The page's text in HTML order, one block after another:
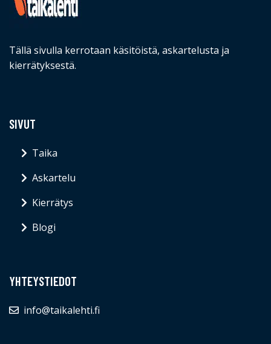
Tällä sivulla kerrotaan käsitöistä, askartelusta ja
kierrätyksestä.
SIVUT
Taika
Askartelu
Kierrätys
Blogi
YHTEYSTIEDOT
info@taikalehti.fi